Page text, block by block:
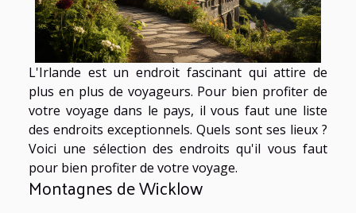
L'Irlande est un endroit fascinant qui attire de
plus en plus de voyageurs. Pour bien profiter de
votre voyage dans le pays, il vous faut une liste
des endroits exceptionnels. Quels sont ses lieux ?
Voici une sélection des endroits qu'il vous faut
pour bien profiter de votre voyage.
Montagnes de Wicklow